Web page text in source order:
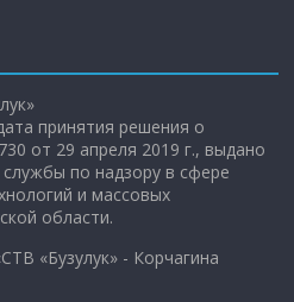
принятия решения о
от 29 апреля 2019 г., выдано
по надзору в сфере
и массовых
области.
«Бузулук» - Корчагина